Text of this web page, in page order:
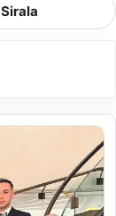
Sirala